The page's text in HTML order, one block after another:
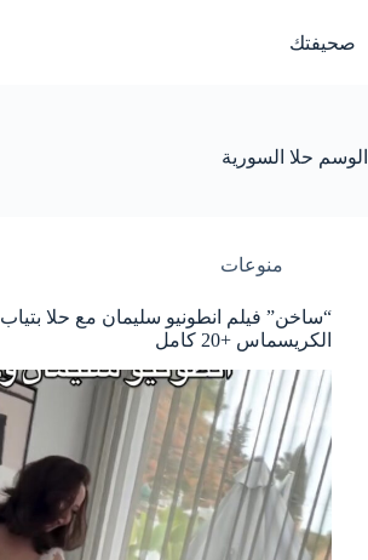
المحتوى
صحيفتك
الوسم حلا السورية
منوعات
“ساخن” فيلم انطونيو سليمان مع حلا بتياب
الكريسماس +20 كامل